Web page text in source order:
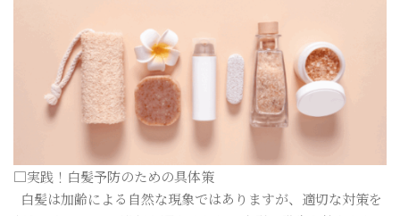
□実践！白髪予防のための具体策
白髪は加齢による自然な現象ではありますが、適切な対策を